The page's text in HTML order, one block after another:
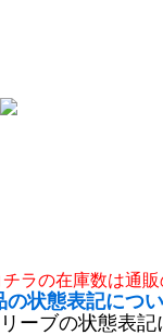
ラの在庫数は通販
の状態表記につ
ーブの状態表